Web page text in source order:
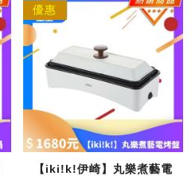
優惠
【iki!k!伊崎】丸樂煮藝電